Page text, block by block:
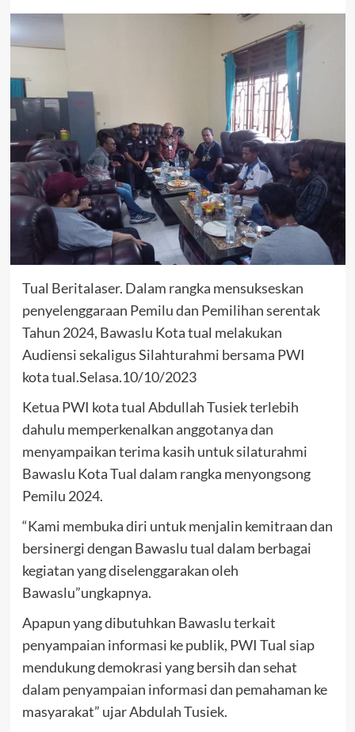
Tual Beritalaser. Dalam rangka mensukseskan
penyelenggaraan Pemilu dan Pemilihan serentak
Tahun 2024, Bawaslu Kota tual melakukan
Audiensi sekaligus Silahturahmi bersama PWI
kota tual.Selasa.10/10/2023
Ketua PWI kota tual Abdullah Tusiek terlebih
dahulu memperkenalkan anggotanya dan
menyampaikan terima kasih untuk silaturahmi
Bawaslu Kota Tual dalam rangka menyongsong
Pemilu 2024.
“Kami membuka diri untuk menjalin kemitraan dan
bersinergi dengan Bawaslu tual dalam berbagai
kegiatan yang diselenggarakan oleh
Bawaslu”ungkapnya.
Apapun yang dibutuhkan Bawaslu terkait
penyampaian informasi ke publik, PWI Tual siap
mendukung demokrasi yang bersih dan sehat
dalam penyampaian informasi dan pemahaman ke
masyarakat” ujar Abdulah Tusiek.